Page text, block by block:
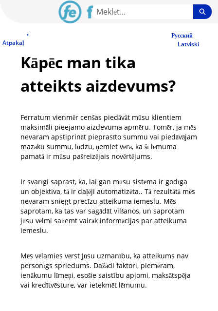
Content‹
Atpakaļ
Русский
Latviski
Kāpēc man tika
atteikts aizdevums?
Ferratum vienmēr cenšas piedāvāt mūsu klientiem
maksimāli pieejamo aizdevuma apmēru. Tomēr, ja mēs
nevaram apstiprināt pieprasīto summu vai piedāvājam
mazāku summu, lūdzu, ņemiet vērā, ka šī lēmuma
pamatā ir mūsu pašreizējais novērtējums.
Ir svarīgi saprast, ka, lai gan mūsu sistēma ir godīga
un objektīva, tā ir daļēji automatizēta.. Tā rezultātā mēs
nevaram sniegt precīzu atteikuma iemeslu. Mēs
saprotam, ka tas var sagādāt vilšanos, un saprotam
jūsu vēlmi saņemt vairāk informācijas par atteikuma
iemeslu.
Mēs vēlamies vērst Jūsu uzmanību, ka atteikums nav
personīgs spriedums. Dažādi faktori, piemēram,
ienākumu līmeņi, esošie saistību apjomi, maksātspēja
vai kredītvēsture, var ietekmēt lēmumu.